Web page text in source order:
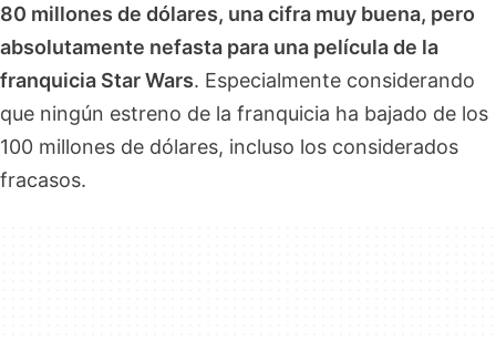
80 millones de dólares, una cifra muy buena, pero
absolutamente nefasta para una película de la
franquicia Star Wars. Especialmente considerando
que ningún estreno de la franquicia ha bajado de los
100 millones de dólares, incluso los considerados
fracasos.